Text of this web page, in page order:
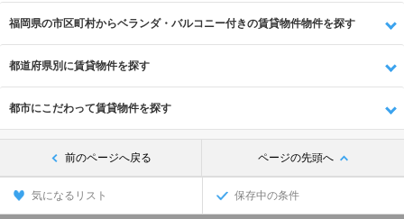
福岡県の市区町村からベランダ・バルコニー付きの賃貸物件物件を探す
都道府県別に賃貸物件を探す
都市にこだわって賃貸物件を探す
前のページへ戻る ページの先頭へ
気になるリスト 保存中の条件